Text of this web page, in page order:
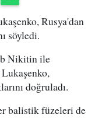
Rusya'dan
söyledi.
Nikitin ile
doğruladı.
balistik füzeleri de